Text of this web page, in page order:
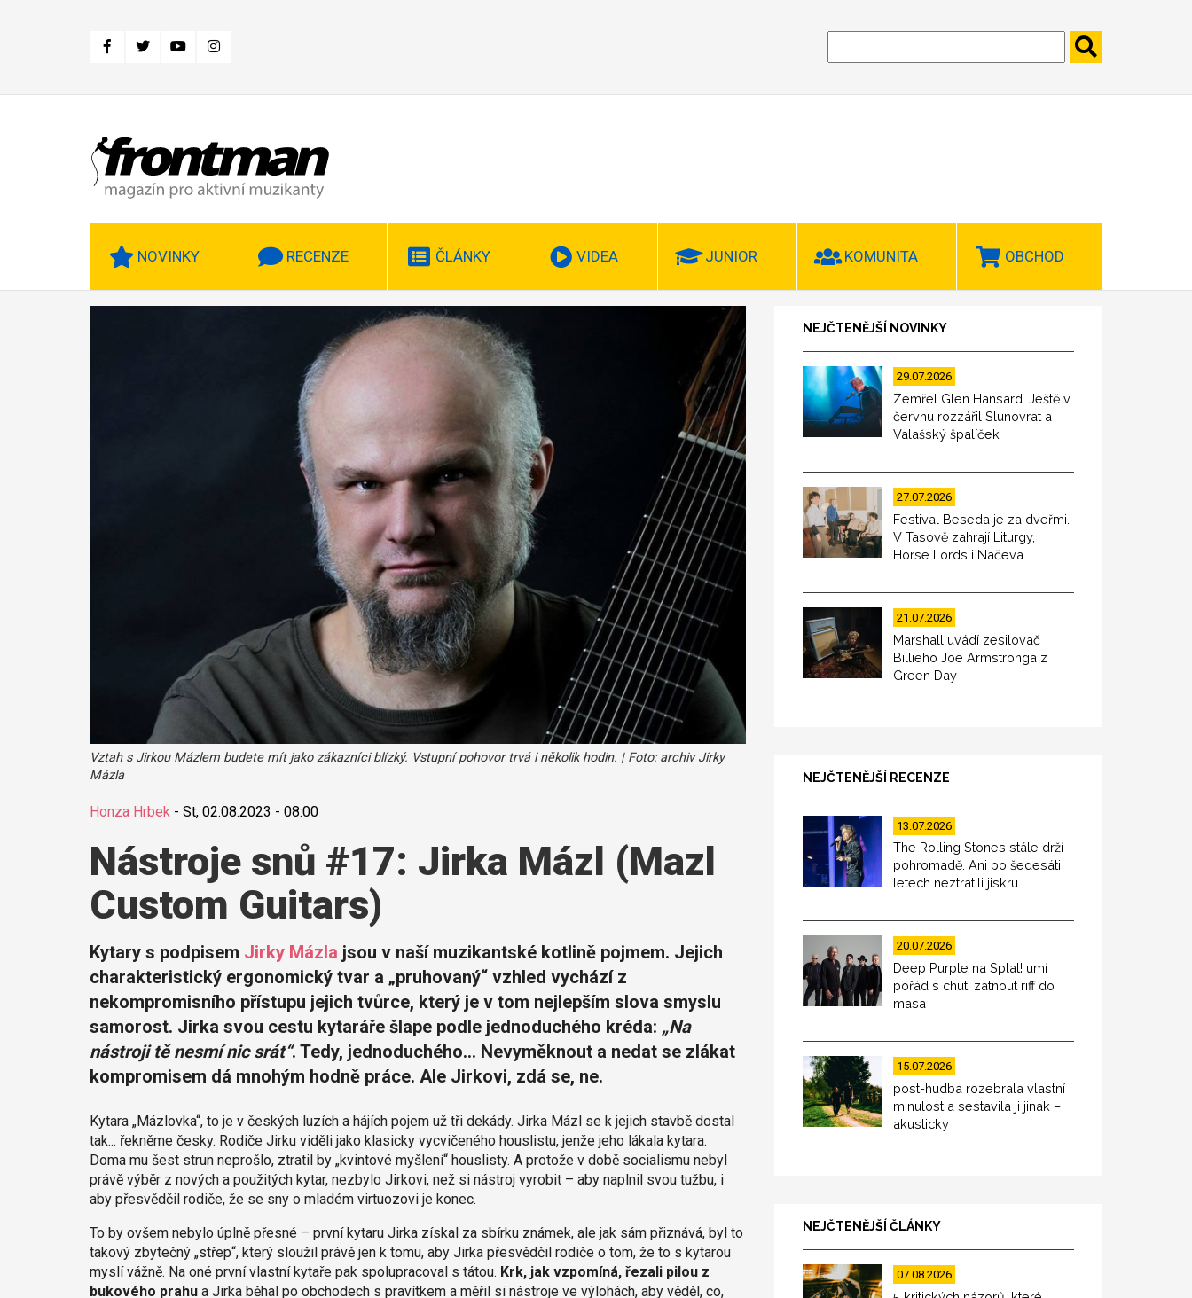
NOVINKY RECENZE ČLÁNKY VIDEA JUNIOR KOMUNITA OBCHOD
Vztah s Jirkou Mázlem budete mít jako zákazníci blízký. Vstupní pohovor trvá i několik hodin. | Foto: archiv Jirky
Mázla
Honza Hrbek - St, 02.08.2023 - 08:00
Nástroje snů #17: Jirka Mázl (Mazl
Custom Guitars)
Kytary s podpisem Jirky Mázla jsou v naší muzikantské kotlině pojmem. Jejich
charakteristický ergonomický tvar a „pruhovaný“ vzhled vychází z
nekompromisního přístupu jejich tvůrce, který je v tom nejlepším slova smyslu
samorost. Jirka svou cestu kytaráře šlape podle jednoduchého kréda: „Na
nástroji tě nesmí nic srát“. Tedy, jednoduchého... Nevyměknout a nedat se zlákat
kompromisem dá mnohým hodně práce. Ale Jirkovi, zdá se, ne.
Kytara „Mázlovka“, to je v českých luzích a hájích pojem už tři dekády. Jirka Mázl se k jejich stavbě dostal
tak... řekněme česky. Rodiče Jirku viděli jako klasicky vycvičeného houslistu, jenže jeho lákala kytara.
Doma mu šest strun neprošlo, ztratil by „kvintové myšlení“ houslisty. A protože v době socialismu nebyl
právě výběr z nových a použitých kytar, nezbylo Jirkovi, než si nástroj vyrobit – aby naplnil svou tužbu, i
aby přesvědčil rodiče, že se sny o mladém virtuozovi je konec.
To by ovšem nebylo úplně přesné – první kytaru Jirka získal za sbírku známek, ale jak sám přiznává, byl to
takový zbytečný „střep“, který sloužil právě jen k tomu, aby Jirka přesvědčil rodiče o tom, že to s kytarou
myslí vážně. Na oné první vlastní kytaře pak spolupracoval s tátou. Krk, jak vzpomíná, řezali pilou z
bukového prahua Jirka běhal po obchodech s pravítkem a měřil si nástroje ve výlohách, aby věděl, co,
NEJČTENĚJŠÍ NOVINKY
29.07.2026
Zemřel Glen Hansard. Ještě v
červnu rozzářil Slunovrat a
Valašský špalíček
27.07.2026
Festival Beseda je za dveřmi.
V Tasově zahrají Liturgy,
Horse Lords i Načeva
21.07.2026
Marshall uvádí zesilovač
Billieho Joe Armstronga z
Green Day
NEJČTENĚJŠÍ RECENZE
13.07.2026
The Rolling Stones stále drží
pohromadě. Ani po šedesáti
letech neztratili jiskru
20.07.2026
Deep Purple na Splat! umí
pořád s chutí zatnout riff do
masa
15.07.2026
post-hudba rozebrala vlastní
minulost a sestavila ji jinak –
akusticky
NEJČTENĚJŠÍ ČLÁNKY
07.08.2026